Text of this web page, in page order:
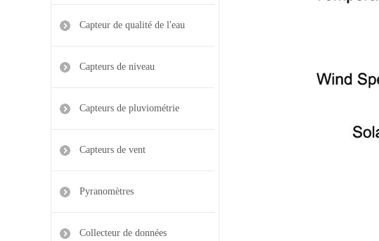
Capteur de qualité de l'eau
Capteurs de niveau
Capteurs de pluviométrie
Capteurs de vent
Pyranomètres
Collecteur de données